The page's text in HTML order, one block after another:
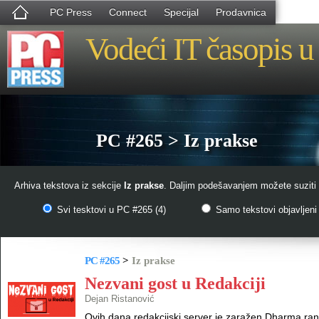
PC Press Connect Specijal Prodavnica
Vodeći IT časopis
PC #265 > Iz prakse
Arhiva tekstova iz sekcije Iz prakse. Daljim podešavanjem možete
Svi tesktovi u PC #265 (4) Samo tekstovi objavljeni
PC #265 > Iz prakse
Nezvani gost u Redakciji
Dejan Ristanović